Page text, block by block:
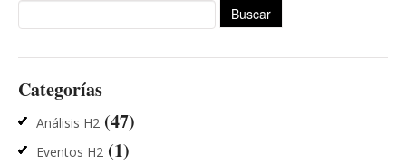
Categorías
Análisis H2 (47)
Eventos H2 (1)